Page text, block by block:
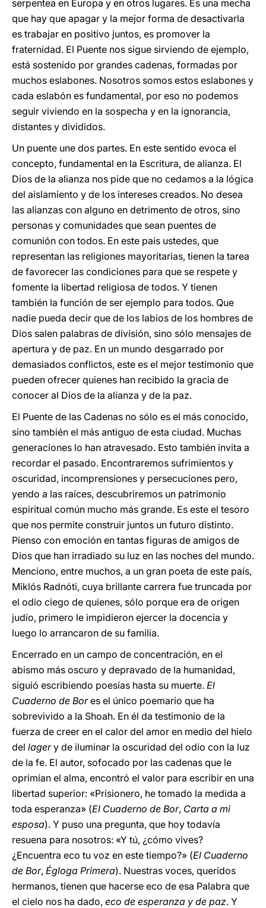
serpentea en Europa y en otros lugares. Es una mecha
que hay que apagar y la mejor forma de desactivarla
es trabajar en positivo juntos, es promover la
fraternidad. El Puente nos sigue sirviendo de ejemplo,
está sostenido por grandes cadenas, formadas por
muchos eslabones. Nosotros somos estos eslabones y
cada eslabón es fundamental, por eso no podemos
seguir viviendo en la sospecha y en la ignorancia,
distantes y divididos.
Un puente une dos partes. En este sentido evoca el
concepto, fundamental en la Escritura, de alianza. El
Dios de la alianza nos pide que no cedamos a la lógica
del aislamiento y de los intereses creados. No desea
las alianzas con alguno en detrimento de otros, sino
personas y comunidades que sean puentes de
comunión con todos. En este país ustedes, que
representan las religiones mayoritarias, tienen la tarea
de favorecer las condiciones para que se respete y
fomente la libertad religiosa de todos. Y tienen
también la función de ser ejemplo para todos. Que
nadie pueda decir que de los labios de los hombres de
Dios salen palabras de división, sino sólo mensajes de
apertura y de paz. En un mundo desgarrado por
demasiados conflictos, este es el mejor testimonio que
pueden ofrecer quienes han recibido la gracia de
conocer al Dios de la alianza y de la paz.
El Puente de las Cadenas no sólo es el más conocido,
sino también el más antiguo de esta ciudad. Muchas
generaciones lo han atravesado. Esto también invita a
recordar el pasado. Encontraremos sufrimientos y
oscuridad, incomprensiones y persecuciones pero,
yendo a las raíces, descubriremos un patrimonio
espiritual común mucho más grande. Es este el tesoro
que nos permite construir juntos un futuro distinto.
Pienso con emoción en tantas figuras de amigos de
Dios que han irradiado su luz en las noches del mundo.
Menciono, entre muchos, a un gran poeta de este país,
Miklós Radnóti, cuya brillante carrera fue truncada por
el odio ciego de quienes, sólo porque era de origen
judío, primero le impidieron ejercer la docencia y
luego lo arrancaron de su familia.
Encerrado en un campo de concentración, en el
abismo más oscuro y depravado de la humanidad,
siguió escribiendo poesías hasta su muerte. El
Cuaderno de Bores el único poemario que ha
sobrevivido a la Shoah. En él da testimonio de la
fuerza de creer en el calor del amor en medio del hielo
del lagery de iluminar la oscuridad del odio con la luz
de la fe. El autor, sofocado por las cadenas que le
oprimían el alma, encontró el valor para escribir en una
libertad superior: «Prisionero, he tomado la medida a
toda esperanza» (El Cuaderno de Bor, Carta a mi
esposa). Y puso una pregunta, que hoy todavía
resuena para nosotros: «Y tú, ¿cómo vives?
¿Encuentra eco tu voz en este tiempo?» (El Cuaderno
de Bor, Égloga Primera). Nuestras voces, queridos
hermanos, tienen que hacerse eco de esa Palabra que
el cielo nos ha dado, eco de esperanza y de paz. Y